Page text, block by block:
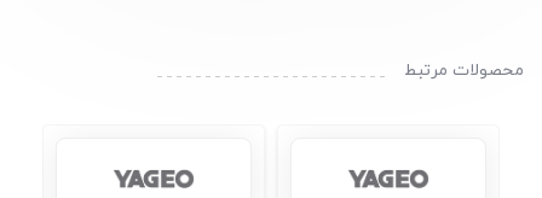
محصولات مرتبط